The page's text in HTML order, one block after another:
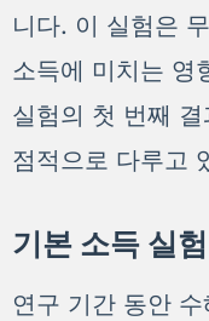
니다. 이 실험은
소득에 미치는 영
실험의 첫 번째
점적으로 다루고
기본 소득 실
연구 기간 동안